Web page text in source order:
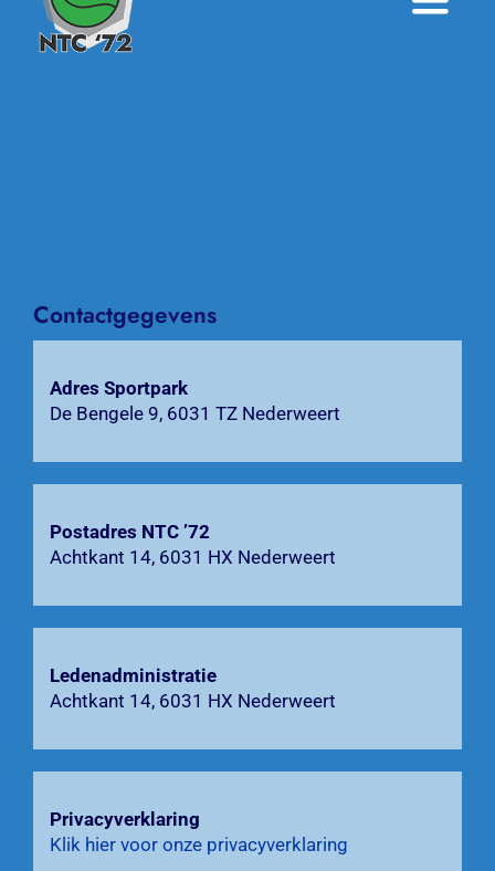
Toggle
Agenda
Bardienst
naar:
Contactgegevens
Adres Sportpark
De Bengele 9, 6031 TZ Nederweert
Postadres NTC ’72
Achtkant 14, 6031 HX Nederweert
Ledenadministratie
Achtkant 14, 6031 HX Nederweert
Privacyverklaring
Klik hier voor onze privacyverklaring